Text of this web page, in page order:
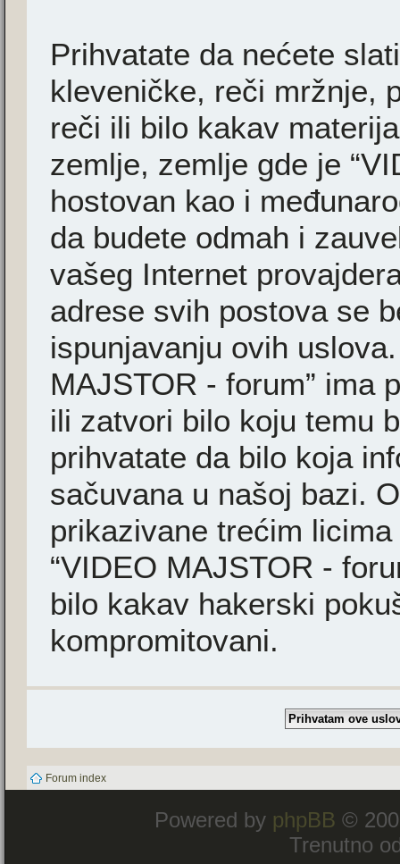
Prihvatate da nećete
kleveničke, reči mržnje,
reči ili bilo kakav
zemlje, zemlje gde je
hostovan kao i
da budete odmah i
vašeg Internet
adrese svih postova se
ispunjavanju ovih
MAJSTOR - forum” ima
ili zatvori bilo koju temu
prihvatate da bilo koja
sačuvana u našoj bazi.
prikazivane trećim
“VIDEO MAJSTOR -
bilo kakav hakerski
kompromitovani.
Forum index
Powered by phpBB ©
Trenutno